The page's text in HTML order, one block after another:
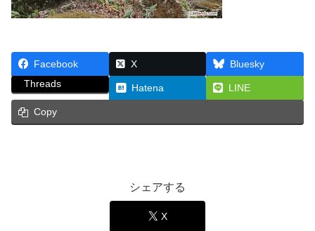
Facebook X
Bluesky
Threads
Hatena LINE
Copy
シェアする
X